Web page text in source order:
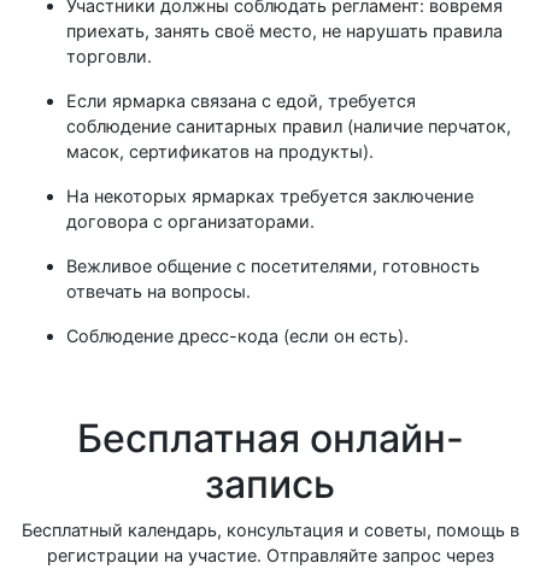
Участники должны соблюдать регламент: вовремя
приехать, занять своё место, не нарушать правила
торговли.
Если ярмарка связана с едой, требуется
соблюдение санитарных правил (наличие перчаток,
масок, сертификатов на продукты).
На некоторых ярмарках требуется заключение
договора с организаторами.
Вежливое общение с посетителями, готовность
отвечать на вопросы.
Соблюдение дресс-кода (если он есть).
Бесплатная онлайн-
запись
Бесплатный календарь, консультация и советы, помощь в
регистрации на участие. Отправляйте запрос через